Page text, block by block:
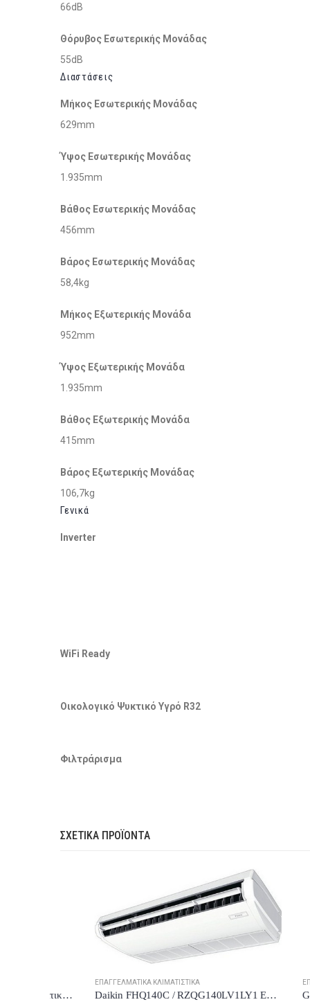
66dB
Θόρυβος Εσωτερικής Μονάδας
55dB
Διαστάσεις
Μήκος Εσωτερικής Μονάδας
629mm
Ύψος Εσωτερικής Μονάδας
1.935mm
Βάθος Εσωτερικής Μονάδας
456mm
Βάρος Εσωτερικής Μονάδας
58,4kg
Μήκος Εξωτερικής Μονάδα
952mm
Ύψος Εξωτερικής Μονάδα
1.935mm
Βάθος Εξωτερικής Μονάδα
415mm
Βάρος Εξωτερικής Μονάδας
106,7kg
Γενικά
Inverter
WiFi Ready
Οικολογικό Ψυκτικό Υγρό R32
Φιλτράρισμα
ΣΧΕΤΙΚΆ ΠΡΟΪΌΝΤΑ
ΕΠΑΓΓΕΛΜΑΤΙΚΆ ΚΛΙΜΑΤΙΣΤΙΚΆ
Daikin FHQ140C / RZQG140LV1LY1 Επαγγελματικό Κλιματιστικό Inverter Οροφής